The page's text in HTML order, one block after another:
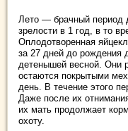
Лето — брачный период
зрелости в 1 год, в то
Оплодотворенная
за 27 дней до рождения
детенышей весной. Они
остаются покрытыми
день. В течение этого
Даже после их
их мать продолжает
охоту.